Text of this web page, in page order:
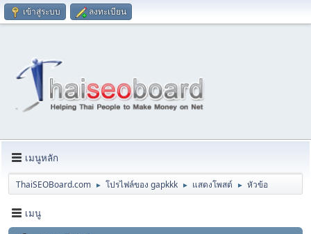
เข้าสู่ระบบ ลงทะเบียน
เมนูหลัก
ThaiSEOBoard.com ► โปรไฟล์ของ gapkkk ► แสดงโพสต์ ► หัวข้อ
เมนู